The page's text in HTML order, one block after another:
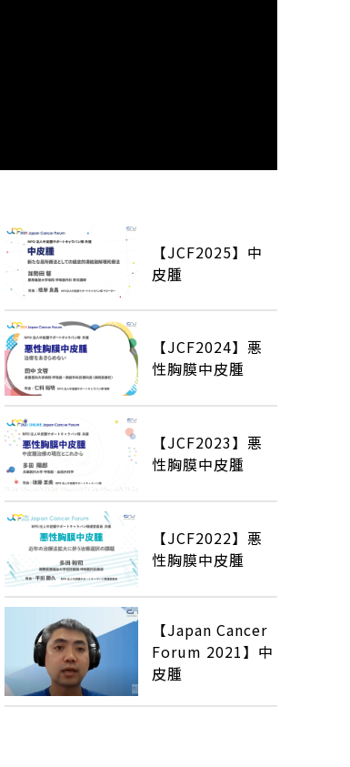
【JCF2025】中
皮腫
【JCF2024】悪
性胸膜中皮腫
【JCF2023】悪
性胸膜中皮腫
【JCF2022】悪
性胸膜中皮腫
【Japan Cancer
Forum 2021】中
皮腫